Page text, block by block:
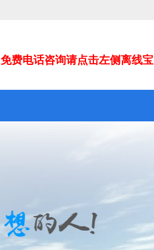
免费电话咨询请点击左侧离线宝